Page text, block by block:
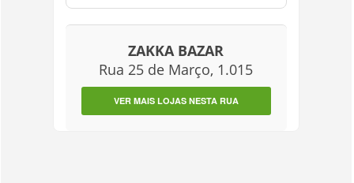
ZAKKA BAZAR
Rua 25 de Março, 1.015
VER MAIS LOJAS NESTA RUA